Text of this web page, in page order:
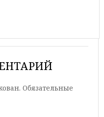
Обязательные